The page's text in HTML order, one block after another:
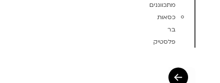
מתכווננים
כסאות
בר
פלסטיק